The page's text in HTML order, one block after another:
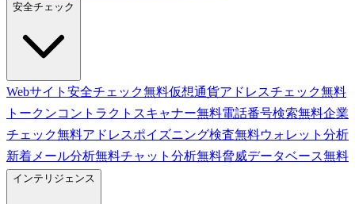
安全チェック
Webサイト安全チェック無料仮想通貨アドレスチェック無料
トークンコントラクトスキャナー無料電話番号検索無料企業
チェック無料アドレスポイズニング検査無料ウォレット分析
新着 メール分析無料チャット分析無料脅威データベース無料
インテリジェンス